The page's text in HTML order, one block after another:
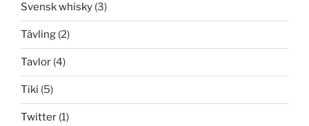
Svensk whisky (3)
Tävling (2)
Tavlor (4)
Tiki (5)
Twitter (1)